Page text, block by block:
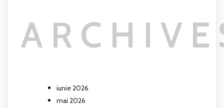
iunie 2026
mai 2026